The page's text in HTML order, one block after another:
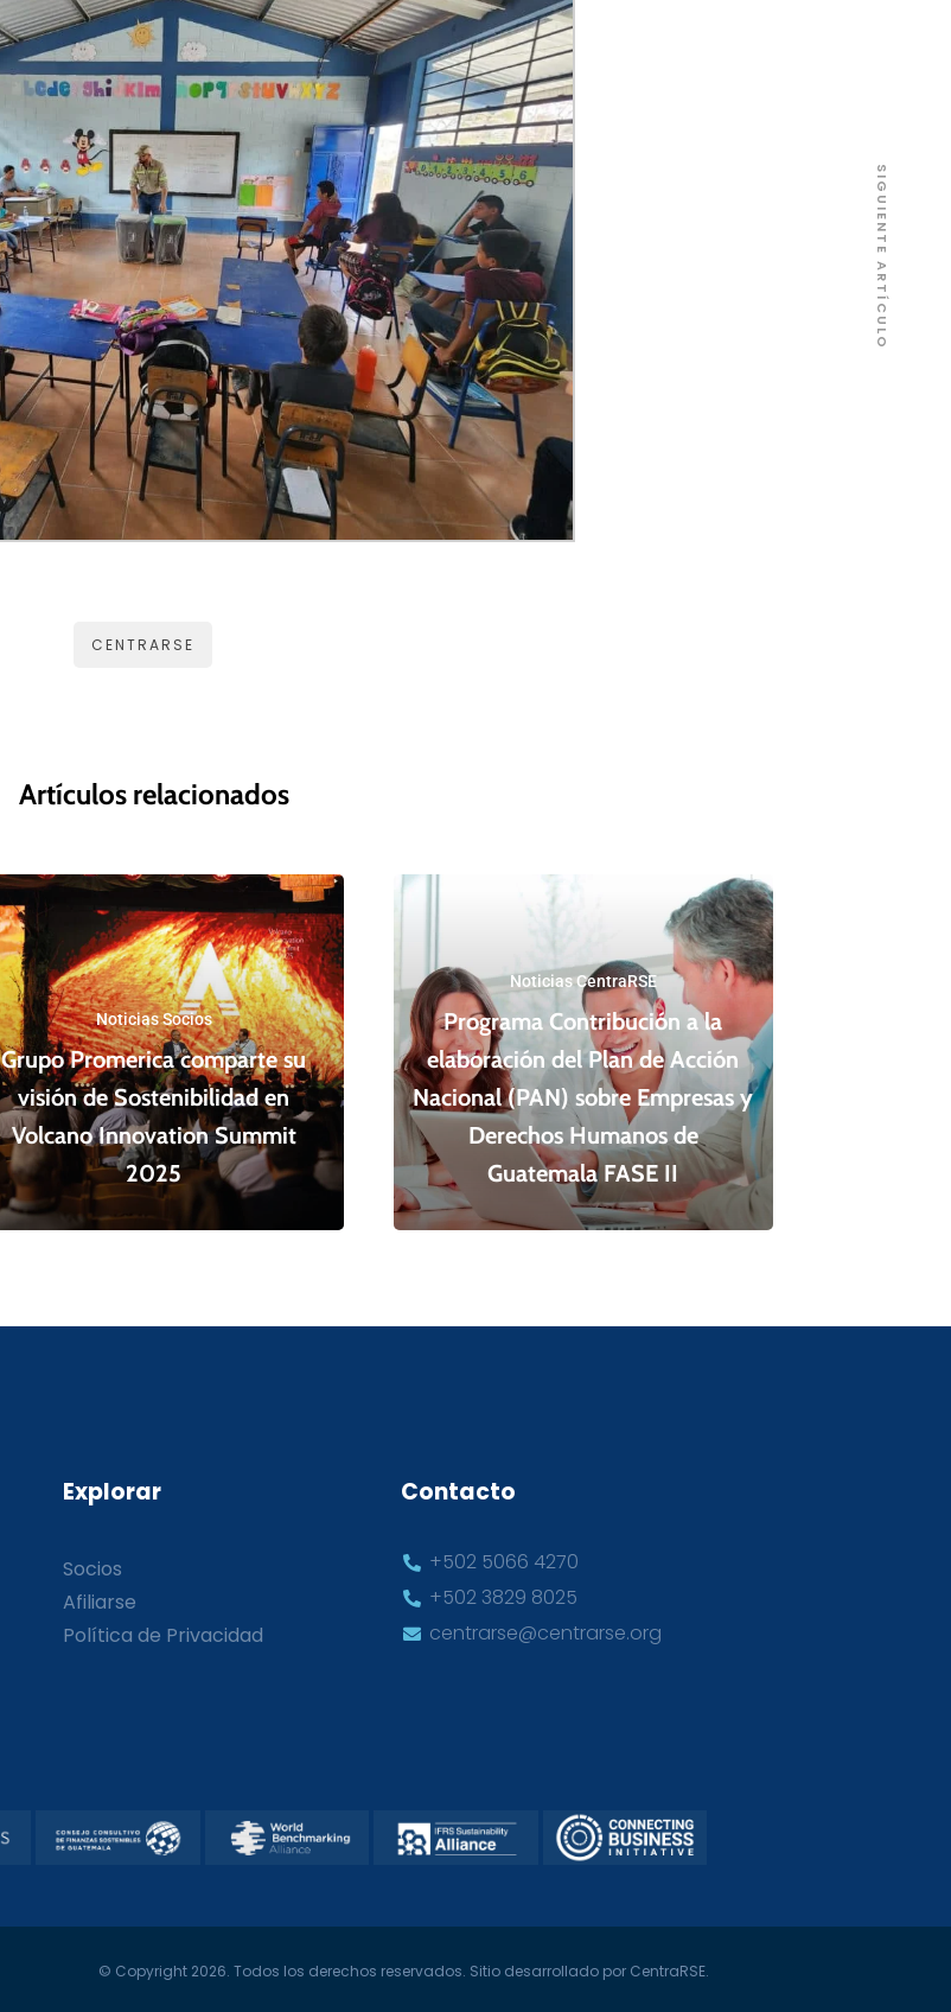
CENTRARSE
Artículos relacionados
Noticias Socios
Grupo Promerica comparte su
visión de Sostenibilidad en
Volcano Innovation Summit
2025
Noticias CentraRSE
Programa Contribución a la
elaboración del Plan de Acción
Nacional (PAN) sobre Empresas y
Derechos Humanos de
Guatemala FASE II
SIGUIENTE ARTÍCULO
Explorar
Socios
Afiliarse
Política de Privacidad
Contacto
+502 5066 4270
+502 3829 8025
centrarse@centrarse.org
© Copyright 2026. Todos los derechos reservados. Sitio desarrollado por CentraRSE.